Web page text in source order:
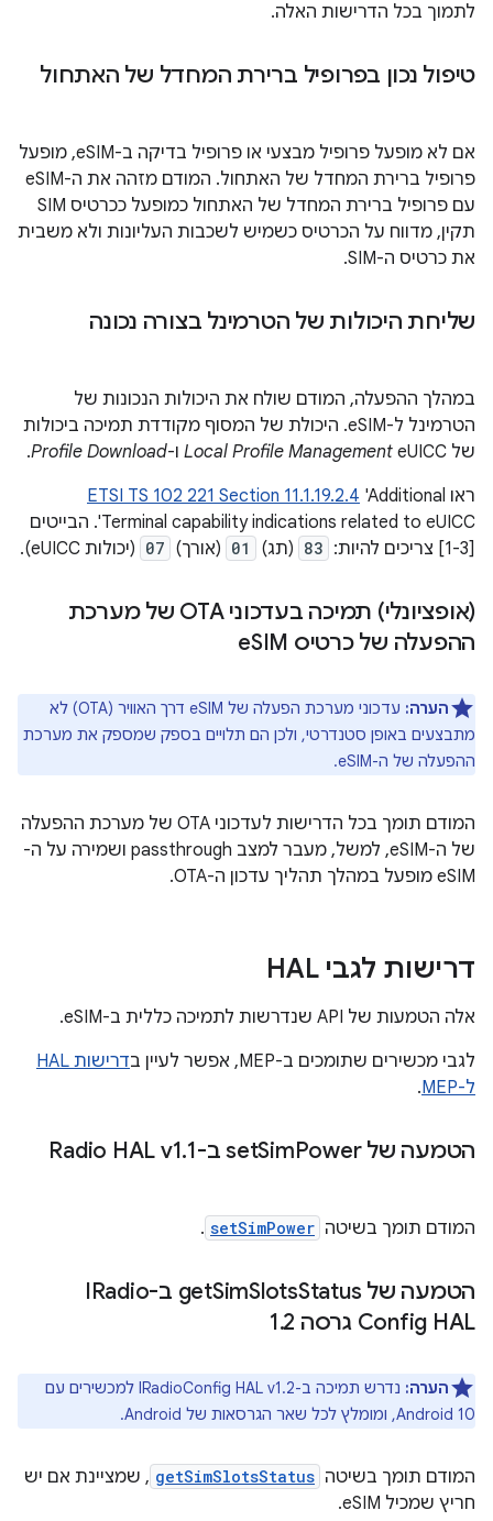
לתמוך בכל הדרישות האלה.
טיפול נכון בפרופיל ברירת המחדל של האתחול
אם לא מופעל פרופיל מבצעי או פרופיל בדיקה ב-eSIM, מופעל
פרופיל ברירת המחדל של האתחול. המודם מזהה את ה-eSIM
עם פרופיל ברירת המחדל של האתחול כמופעל ככרטיס SIM
תקין, מדווח על הכרטיס כשמיש לשכבות העליונות ולא משבית
את כרטיס ה-SIM.
שליחת היכולות של הטרמינל בצורה נכונה
במהלך ההפעלה, המודם שולח את היכולות הנכונות של
הטרמינל ל-eSIM. היכולת של המסוף מקודדת תמיכה ביכולות
של eUICC‏
Local Profile Management ו-Profile Download
.
ראו
ETSI TS 102 221 Section 11.1.19.2.4 'Additional
Terminal capability indications related to eUICC'. הבייטים
[1-3] צריכים להיות:
83 (תג) 01 (אורך) 07 (יכולות eUICC).
(אופציונלי) תמיכה בעדכוני OTA של מערכת
ההפעלה של כרטיס e SIM
הערה:
עדכוני מערכת הפעלה של eSIM דרך האוויר (OTA) לא
מתבצעים באופן סטנדרטי, ולכן הם תלויים בספק שמספק את מערכת
ההפעלה של ה-eSIM.
המודם תומך בכל הדרישות לעדכוני OTA של מערכת ההפעלה
של ה-eSIM, למשל, מעבר למצב passthrough ושמירה על ה-
eSIM מופעל במהלך תהליך עדכון ה-OTA.
דרישות לגבי HAL
אלה הטמעות של API שנדרשות לתמיכה כללית ב-eSIM.
לגבי מכשירים שתומכים ב-MEP, אפשר לעיין ב
דרישות HAL
ל-MEP
.
הטמעה של set SimPower ב-Radio HAL v1 .1
המודם תומך בשיטה setSimPower
.
הטמעה של get SimSlotsStatus ב-IRadio
Config HAL גרסה 1
.2
הערה:
נדרש תמיכה ב-IRadioConfig HAL v1.2 למכשירים עם
Android 10, ומומלץ לכל שאר הגרסאות של Android.
המודם תומך בשיטה getSimSlotsStatus , שמציינת אם יש
חריץ שמכיל eSIM.